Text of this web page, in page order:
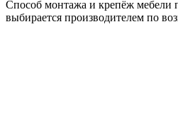
Способ монтажа и крепёж мебели
выбирается производителем по